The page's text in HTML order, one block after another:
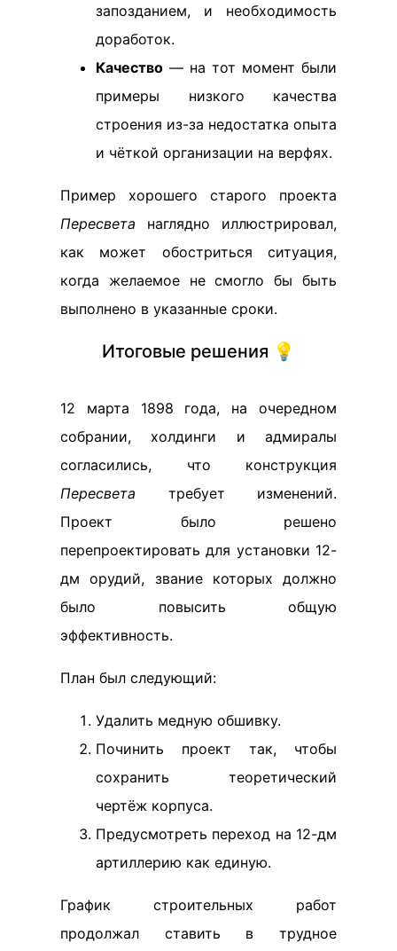
запозданием, и необходимость
доработок.
Качество — на тот момент были
примеры низкого качества
строения из-за недостатка опыта
и чёткой организации на верфях.
Пример хорошего старого проекта
Пересвета наглядно иллюстрировал,
как может обостриться ситуация,
когда желаемое не смогло бы быть
выполнено в указанные сроки.
Итоговые решения 💡
12 марта 1898 года, на очередном
собрании, холдинги и адмиралы
согласились, что конструкция
Пересвета требует изменений.
Проект было решено
перепроектировать для установки 12-
дм орудий, звание которых должно
было повысить общую
эффективность.
План был следующий:
Удалить медную обшивку.
Починить проект так, чтобы
сохранить теоретический
чертёж корпуса.
Предусмотреть переход на 12-дм
артиллерию как единую.
График строительных работ
продолжал ставить в трудное